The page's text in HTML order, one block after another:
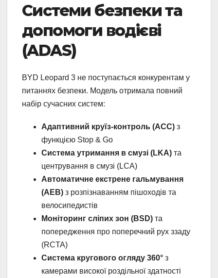
Системи безпеки та
допомоги водієві
(ADAS)
BYD Leopard 3 не поступається конкурентам у
питаннях безпеки. Модель отримала повний
набір сучасних систем:
Адаптивний круїз-контроль (ACC) з
функцією Stop & Go
Система утримання в смузі (LKA) та
центрування в смузі (LCA)
Автоматичне екстрене гальмування
(AEB) з розпізнаванням пішоходів та
велосипедистів
Моніторинг сліпих зон (BSD) та
попередження про поперечний рух ззаду
(RCTA)
Система кругового огляду 360° з
камерами високої роздільної здатності